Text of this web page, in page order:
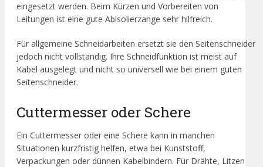
eingesetzt werden. Beim Kürzen und Vorbereiten von
Leitungen ist eine gute Abisolierzange sehr hilfreich.
Für allgemeine Schneidarbeiten ersetzt sie den Seitenschneider
jedoch nicht vollständig. Ihre Schneidfunktion ist meist auf
Kabel ausgelegt und nicht so universell wie bei einem guten
Seitenschneider.
Cuttermesser oder Schere
Ein Cuttermesser oder eine Schere kann in manchen
Situationen kurzfristig helfen, etwa bei Kunststoff,
Verpackungen oder dünnen Kabelbindern. Für Drähte, Litzen